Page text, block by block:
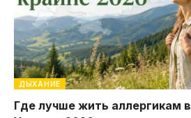
ДЫХАНИЕ
Где лучше жить аллергикам в